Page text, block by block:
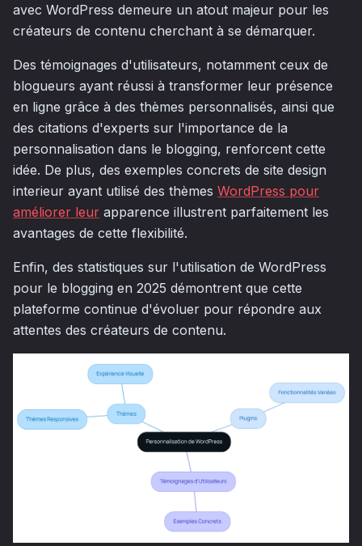
avec WordPress demeure un atout majeur pour les
créateurs de contenu cherchant à se démarquer.
Des témoignages d'utilisateurs, notamment ceux de
blogueurs ayant réussi à transformer leur présence
en ligne grâce à des thèmes personnalisés, ainsi que
des citations d'experts sur l'importance de la
personnalisation dans le blogging, renforcent cette
idée. De plus, des exemples concrets de site design
interieur ayant utilisé des thèmes WordPress pour
améliorer leur apparence illustrent parfaitement les
avantages de cette flexibilité.
Enfin, des statistiques sur l'utilisation de WordPress
pour le blogging en 2025 démontrent que cette
plateforme continue d'évoluer pour répondre aux
attentes des créateurs de contenu.